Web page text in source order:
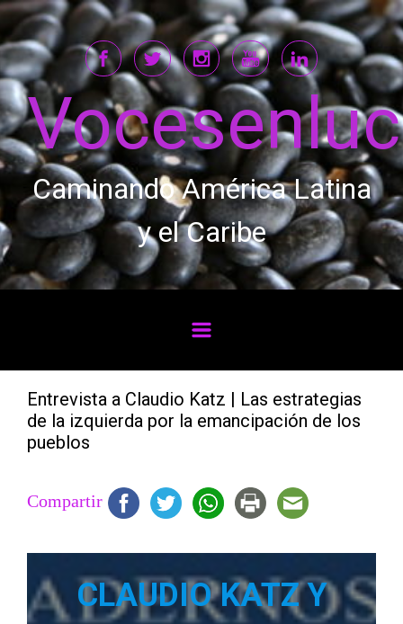
Saltar al contenido principal
Caminando América Latina
y el Caribe
Entrevista a Claudio Katz | Las estrategias
de la izquierda por la emancipación de los
pueblos
Compartir
CLAUDIO KATZ Y